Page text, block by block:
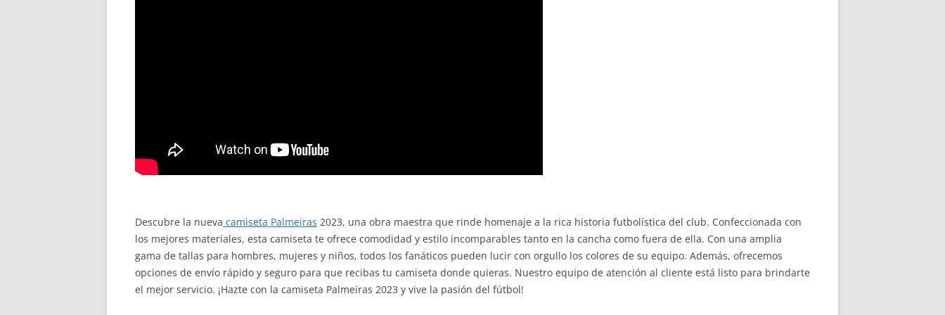
Descubre la nueva camiseta Palmeiras 2023, una obra maestra que rinde homenaje a la rica historia futbolística del club. Confeccionada con
los mejores materiales, esta camiseta te ofrece comodidad y estilo incomparables tanto en la cancha como fuera de ella. Con una amplia
gama de tallas para hombres, mujeres y niños, todos los fanáticos pueden lucir con orgullo los colores de su equipo. Además, ofrecemos
opciones de envío rápido y seguro para que recibas tu camiseta donde quieras. Nuestro equipo de atención al cliente está listo para brindarte
el mejor servicio. ¡Hazte con la camiseta Palmeiras 2023 y vive la pasión del fútbol!